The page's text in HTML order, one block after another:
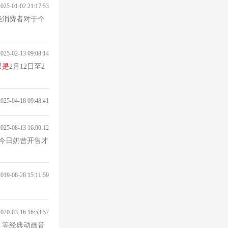
01-02 21:17:53
费者对于个
02-13 09:08:14
是2月12日至2
04-18 09:48:41
08-13 16:00:12
日奶昔开售才
08-28 15:11:59
03-16 16:53:57
经典动画音